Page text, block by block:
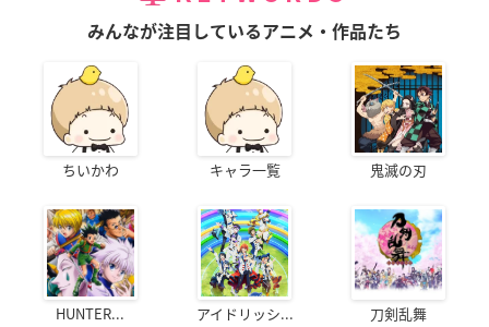
みんなが注目しているアニメ・作品たち
ちいかわ キャラ一覧 鬼滅の刃
HUNTER... アイドリッシ... 刀剣乱舞